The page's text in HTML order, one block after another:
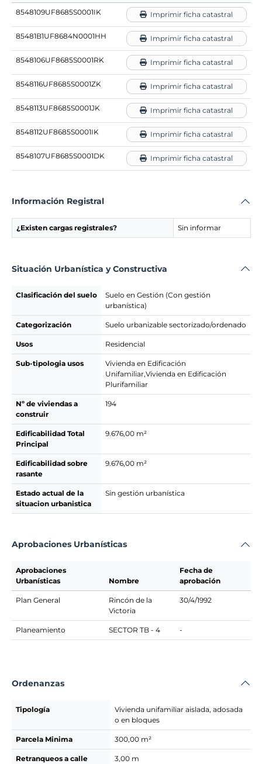
8548109UF8685S0001IK Imprimir ficha catastral
85481B1UF8684N0001HH Imprimir ficha catastral
8548106UF8685S0001RK Imprimir ficha catastral
8548116UF8685S0001ZK Imprimir ficha catastral
8548113UF8685S0001JK Imprimir ficha catastral
8548112UF8685S0001IK Imprimir ficha catastral
8548107UF8685S0001DK Imprimir ficha catastral
Información Registral
¿Existen cargas registrales? Sin informar
Situación Urbanística y Constructiva
Clasificación del suelo
Suelo en Gestión (Con gestión
urbanística)
Categorización Suelo urbanizable sectorizado/ordenado
Usos Residencial
Sub-tipologia usos
Vivienda en Edificación
Unifamiliar,Vivienda en Edificación
Plurifamiliar
Nº de viviendas a
construir
194
Edificabilidad Total
Principal
9.676,00 m²
Edificabilidad sobre
rasante
9.676,00 m²
Estado actual de la
situacion urbanistica
Sin gestión urbanística
Aprobaciones Urbanísticas
Aprobaciones
Urbanísticas
Nombre
Fecha de
aprobación
Plan General
Rincón de la
Victoria
30/4/1992
Planeamiento SECTOR TB - 4 -
Ordenanzas
Tipología
Vivienda unifamiliar aislada, adosada
o en bloques
Parcela Minima 300,00 m²
Retranqueos a calle 3,00 m